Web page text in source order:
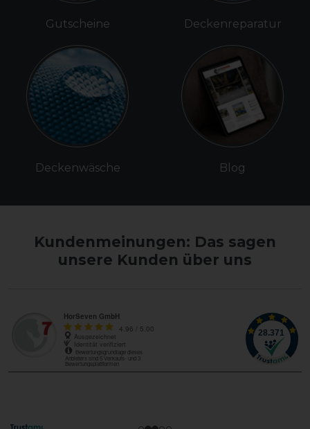
Gutscheine
Deckenwäsche
Deckenreparatur
Blog
Kundenmeinungen: Das sagen
unsere Kunden über uns